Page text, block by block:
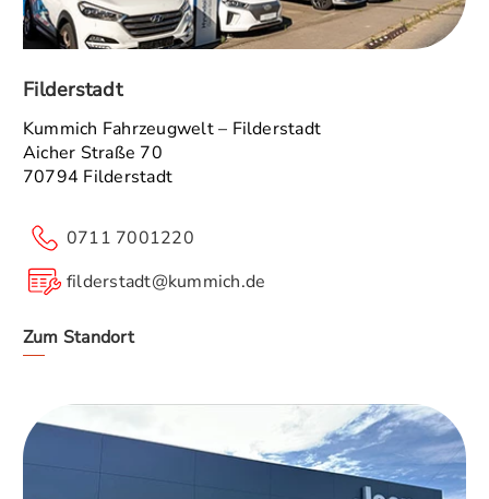
Filderstadt
Kummich Fahrzeugwelt – Filderstadt
Aicher Straße 70
70794 Filderstadt
0711 7001220
filderstadt@kummich.de
Zum Standort